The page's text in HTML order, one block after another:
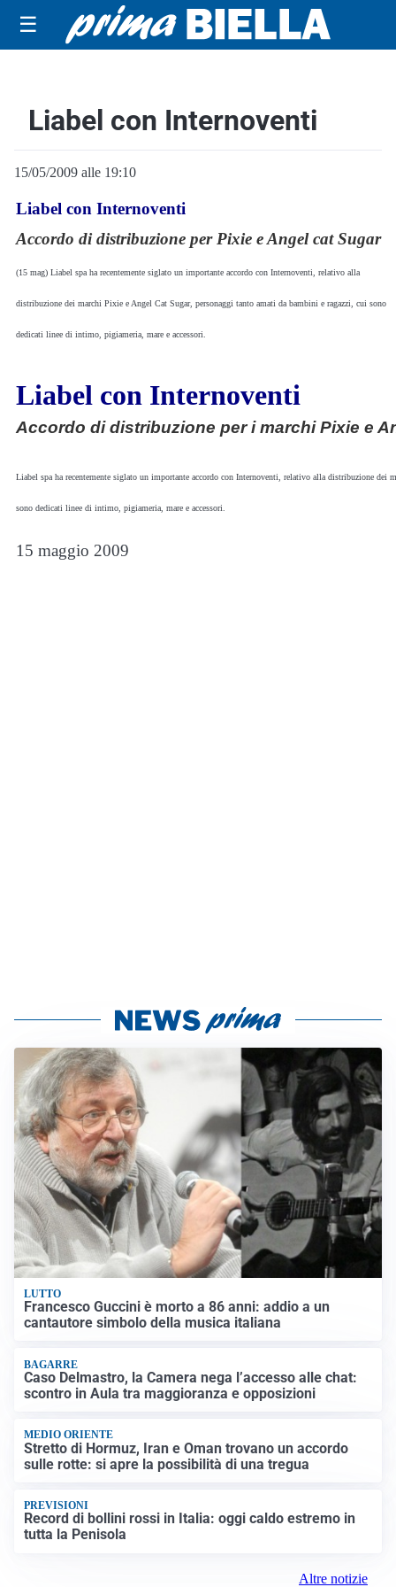
☰
Liabel con Internoventi
15/05/2009 alle 19:10
Liabel con Internoventi
Accordo di distribuzione per Pixie e Angel cat Sugar
(15 mag) Liabel spa ha recentemente siglato un importante accordo con Internoventi, relativo alla
distribuzione dei marchi Pixie e Angel Cat Sugar, personaggi tanto amati da bambini e ragazzi, cui sono
dedicati linee di intimo, pigiameria, mare e accessori.
Liabel con Internoventi
Accordo di distribuzione per i marchi Pixie e
Liabel spa ha recentemente siglato un importante accordo con Internoventi, relativo alla distribuzione dei
sono dedicati linee di intimo, pigiameria, mare e accessori.
15 maggio 2009
LUTTO
Francesco Guccini è morto a 86 anni: addio a un
cantautore simbolo della musica italiana
BAGARRE
Caso Delmastro, la Camera nega l’accesso alle chat:
scontro in Aula tra maggioranza e opposizioni
MEDIO ORIENTE
Stretto di Hormuz, Iran e Oman trovano un accordo
sulle rotte: si apre la possibilità di una tregua
PREVISIONI
Record di bollini rossi in Italia: oggi caldo estremo in
tutta la Penisola
Altre notizie